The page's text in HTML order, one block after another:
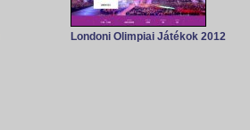
Londoni Olimpiai Játékok 2012